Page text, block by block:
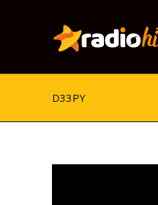
D33PY